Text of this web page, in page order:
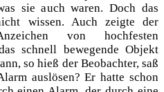
sie auch waren. Doch das
wissen. Auch zeigte der
von hochfesten
schnell bewegende Objekt
so hieß der Beobachter, saß
auslösen? Er hatte schon